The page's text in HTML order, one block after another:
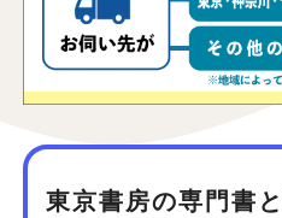
東京書房の専門書